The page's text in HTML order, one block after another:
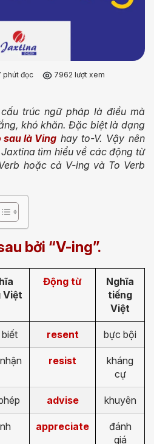
phút đọc 7962 lượt xem
trúc ngữ pháp là điều mà
khó khăn. Đặc biệt là dạng
sau là Vinghay to-V. Vậy nên
tìm hiểu về các động từ
hoặc cả V-ing và To Verb
bởi “V-ing”.
Việt
Động từ
Nghĩa
tiếng
Việt
resent bực bội
resist
kháng
cự
advise khuyên
appreciate
đánh
giá